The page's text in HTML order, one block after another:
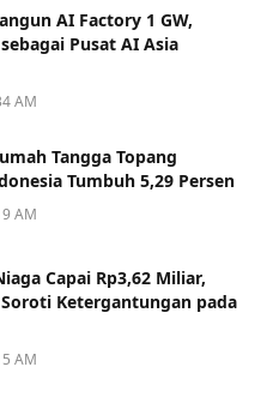
AI Factory 1 GW,
Pusat AI Asia
AM
Tangga Topang
Tumbuh 5,29 Persen
AM
Capai Rp3,62 Miliar,
Ketergantungan pada
AM